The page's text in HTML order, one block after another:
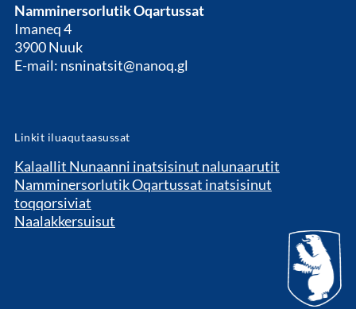
Namminersorlutik Oqartussat
Imaneq 4
3900 Nuuk
E-mail: nsninatsit@nanoq.gl
Linkit iluaqutaasussat
Kalaallit Nunaanni inatsisinut nalunaarutit
Namminersorlutik Oqartussat inatsisinut
toqqorsiviat
Naalakkersuisut